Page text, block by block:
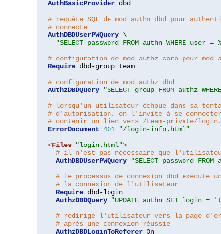
AuthBasicProvider dbd
# requête SQL de mod_authn_dbd pour
# connecte
AuthDBDUserPWQuery \
"SELECT password FROM authn WHERE
# configuration de mod_authz_core pour
Require dbd-group team
# configuration de mod_authz_dbd
AuthzDBDQuery
"SELECT group FROM authz
# lorsqu'un utilisateur échoue dans sa
# d'autorisation, on l'invite à se
# contenir un lien vers /team-private/
ErrorDocument 401
"/login-info.html"
<Files "login.html">
# il n'est pas nécessaire que
AuthDBDUserPWQuery
"SELECT password
# le processus de connexion dbd exécute
# la connexion de l'utilisateur
Require dbd-login
AuthzDBDQuery
"UPDATE authn SET login =
# redirige l'utilisateur vers la page
# après une connexion réussie
AuthzDBDLoginToReferer On